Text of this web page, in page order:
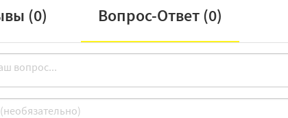
(0) Вопрос-Ответ (0)